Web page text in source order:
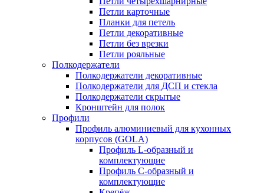
Петли карточные
Планки для петель
Петли декоративные
Петли без врезки
Петли рояльные
Полкодержатели
Полкодержатели декоративные
Полкодержатели для ДСП и стекла
Полкодержатели скрытые
Кронштейн для полок
Профили
Профиль алюминиевый для кухонных
корпусов (GOLA)
Профиль L-образный и
комплектующие
Профиль C-образный и
комплектующие